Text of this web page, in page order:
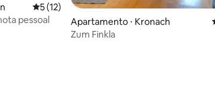
5 de uma avaliação média de 5, 12 avaliações
5 (12)
pessoal
Apartamento ⋅ Kronach
Zum Finkla